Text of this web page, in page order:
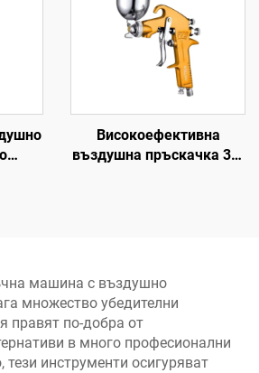
Високоефективна
въздушна пръскачка 3-5
машина с въздушно
множество убедителни
правят по-добра от
в много професионални
инструменти осигуряват